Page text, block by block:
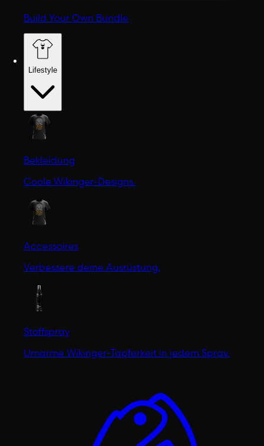
Build Your Own Bundle
Lifestyle
Bekleidung
Coole Wikinger-Designs.
Accessoires
Verbessere deine Ausrüstung.
Stoffspray
Umarme Wikinger-Tapferkeit in jedem Spray.